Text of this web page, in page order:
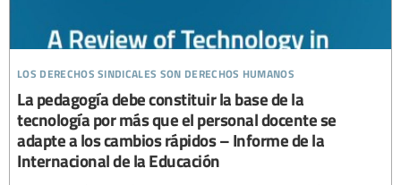
los derechos sindicales son derechos humanos
La pedagogía debe constituir la base de la
tecnología por más que el personal docente se
adapte a los cambios rápidos – Informe de la
Internacional de la Educación